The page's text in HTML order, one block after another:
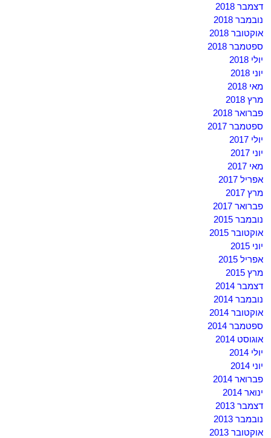
דצמבר 2018
נובמבר 2018
אוקטובר 2018
ספטמבר 2018
יולי 2018
יוני 2018
מאי 2018
מרץ 2018
פברואר 2018
ספטמבר 2017
יולי 2017
יוני 2017
מאי 2017
אפריל 2017
מרץ 2017
פברואר 2017
נובמבר 2015
אוקטובר 2015
יוני 2015
אפריל 2015
מרץ 2015
דצמבר 2014
נובמבר 2014
אוקטובר 2014
ספטמבר 2014
אוגוסט 2014
יולי 2014
יוני 2014
פברואר 2014
ינואר 2014
דצמבר 2013
נובמבר 2013
אוקטובר 2013